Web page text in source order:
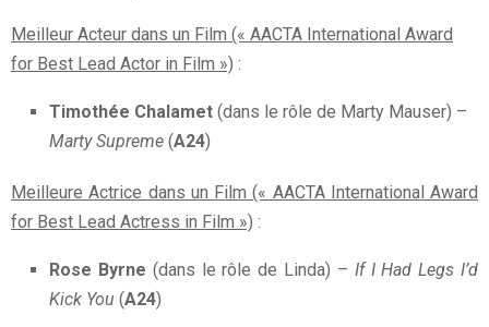
Meilleur Acteur dans un Film (« AACTA International Award
for Best Lead Actor in Film ») :
Timothée Chalamet (dans le rôle de Marty Mauser) –
Marty Supreme (A24)
Meilleure Actrice dans un Film (« AACTA International Award
for Best Lead Actress in Film ») :
Rose Byrne (dans le rôle de Linda) – If I Had Legs I’d
Kick You (A24)